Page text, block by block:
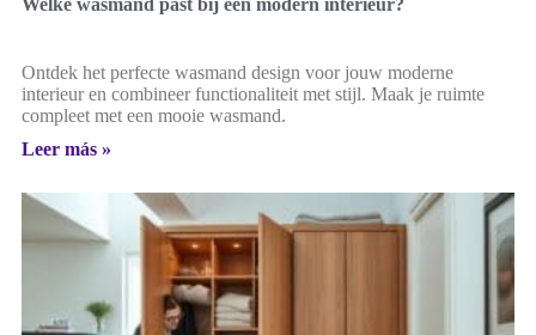
Ontdek het perfecte wasmand design voor jouw moderne
interieur en combineer functionaliteit met stijl. Maak je ruimte
compleet met een mooie wasmand.
Leer más »